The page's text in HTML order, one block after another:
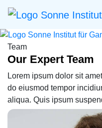
Team
Our Expert Team
Lorem ipsum dolor sit
do eiusmod tempor
aliqua. Quis ipsum